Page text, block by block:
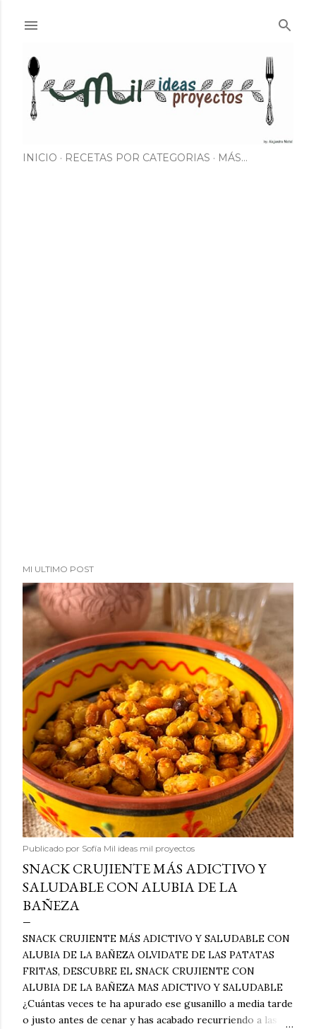
INICIO RECETAS POR CATEGORIAS MÁS…
MI ULTIMO POST
Publicado por Sofía Mil ideas mil proyectos
SNACK CRUJIENTE MÁS ADICTIVO Y
SALUDABLE CON ALUBIA DE LA
BAÑEZA
SNACK CRUJIENTE MÁS ADICTIVO Y SALUDABLE CON
ALUBIA DE LA BAÑEZA OLVIDATE DE LAS PATATAS
FRITAS, DESCUBRE EL SNACK CRUJIENTE CON
ALUBIA DE LA BAÑEZA MAS ADICTIVO Y SALUDABLE
¿Cuántas veces te ha apurado ese gusanillo a media tarde
o justo antes de cenar y has acabado recurriendo a las